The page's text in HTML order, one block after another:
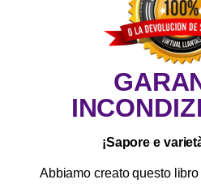
¡Sapore e
Abbiamo creato questo